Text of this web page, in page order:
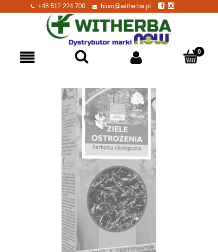
+48 512 224 700 biuro@witherba.pl